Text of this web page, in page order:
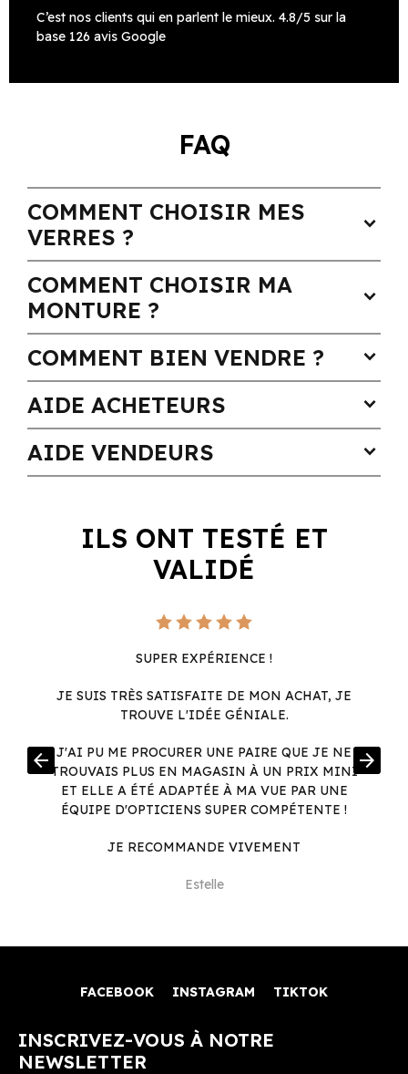
C’est nos clients qui en parlent le mieux. 4.8/5 sur la
base 126 avis Google
FAQ
COMMENT CHOISIR MES
VERRES ?
expand_more
COMMENT CHOISIR MA
MONTURE ?
expand_more
COMMENT BIEN VENDRE ? expand_more
AIDE ACHETEURS expand_more
AIDE VENDEURS expand_more
ILS ONT TESTÉ ET
VALIDÉ
SUPER EXPÉRIENCE !
JE SUIS TRÈS SATISFAITE DE MON ACHAT, JE
TROUVE L'IDÉE GÉNIALE.
J'AI PU ME PROCURER UNE PAIRE QUE JE NE
TROUVAIS PLUS EN MAGASIN À UN PRIX MINI
ET ELLE A ÉTÉ ADAPTÉE À MA VUE PAR UNE
ÉQUIPE D'OPTICIENS SUPER COMPÉTENTE !
JE RECOMMANDE VIVEMENT
Estelle
arrow_back arrow_forward
FACEBOOK INSTAGRAM TIKTOK
INSCRIVEZ-VOUS À NOTRE
NEWSLETTER